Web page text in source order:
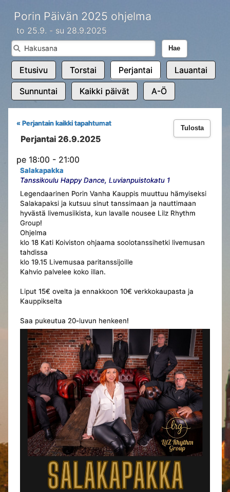
Porin Päivän 2025 ohjelma
to 25.9. - su 28.9.2025
Hae
Etusivu Torstai Perjantai Lauantai
Sunnuntai Kaikki päivät A-Ö
Tulosta
« Perjantain kaikki tapahtumat
Perjantai 26.9.2025
pe 18:00 - 21:00
Salakapakka
Tanssikoulu Happy Dance, Luvianpuistokatu 1
Legendaarinen Porin Vanha Kauppis muuttuu hämyiseksi
Salakapaksi ja kutsuu sinut tanssimaan ja nauttimaan
hyvästä livemusiikista, kun lavalle nousee Lilz Rhythm
Group!
Ohjelma
klo 18 Kati Koiviston ohjaama soolotanssihetki livemusan
tahdissa
klo 19.15 Livemusaa paritanssijoille
Kahvio palvelee koko illan.
Liput 15€ ovelta ja ennakkoon 10€ verkkokaupasta ja
Kauppikselta
Saa pukeutua 20-luvun henkeen!